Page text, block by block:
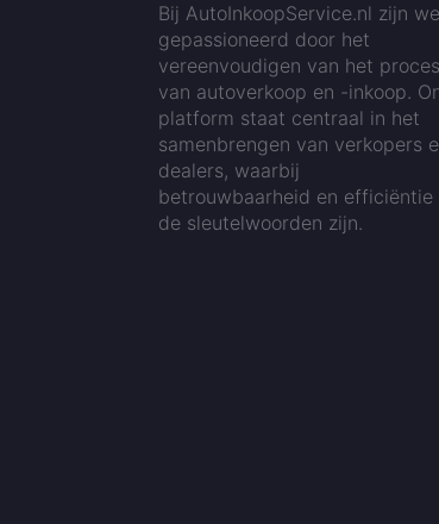
Bij AutoInkoopService.nl zijn we
gepassioneerd door het
vereenvoudigen van het proces
van autoverkoop en -inkoop.
platform staat centraal in het
samenbrengen van verkopers
dealers, waarbij
betrouwbaarheid en efficiëntie
de sleutelwoorden zijn.